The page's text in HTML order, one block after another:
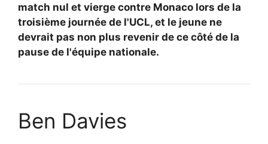
match nul et vierge contre Monaco lors de la
troisième journée de l'UCL, et le jeune ne
devrait pas non plus revenir de ce côté de la
pause de l'équipe nationale.
Ben Davies